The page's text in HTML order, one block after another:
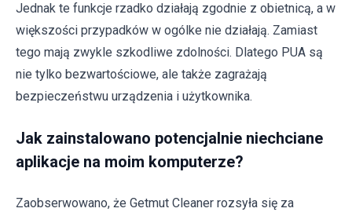
Jednak te funkcje rzadko działają zgodnie z obietnicą, a w
większości przypadków w ogólke nie działają. Zamiast
tego mają zwykle szkodliwe zdolności. Dlatego PUA są
nie tylko bezwartościowe, ale także zagrażają
bezpieczeństwu urządzenia i użytkownika.
Jak zainstalowano potencjalnie niechciane
aplikacje na moim komputerze?
Zaobserwowano, że Getmut Cleaner rozsyła się za